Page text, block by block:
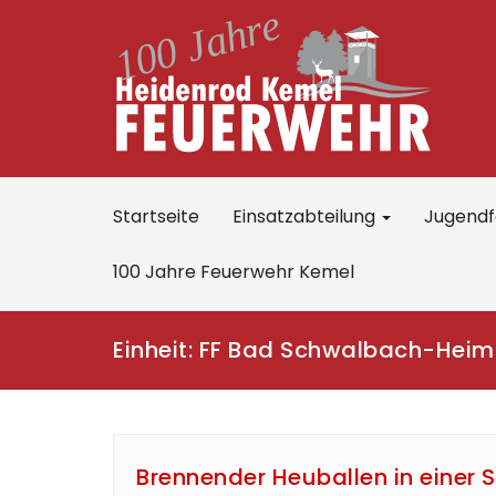
Startseite Einsatzabteilung
100 Jahre Feuerwehr Kemel
Einheit: FF Bad Schwalbach-
Brennender Heuballen in einer